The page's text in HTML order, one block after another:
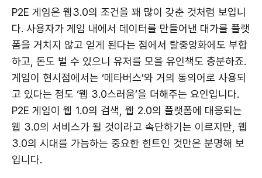
P2E 게임은 웹3.0의 조건을 꽤 많이 갖춘 것처럼 보입니
다. 사용자가 게임 내에서 데이터를 만들어낸 대가를 플랫
폼을 거치지 않고 얻게 된다는 점에서 탈중앙화에도 부합
하고, 돈도 벌 수 있으니 유저를 모을 유인책도 충분하죠.
게임이 현시점에서는 ‘메타버스’와 거의 동의어로 사용되
고 있다는 점도 ‘웹 3.0스러움’을 더해주는 요인입니다.
P2E 게임이 웹 1.0의 검색, 웹 2.0의 플랫폼에 대응되는
웹 3.0의 서비스가 될 것이라고 속단하기는 이르지만, 웹
3.0의 시대를 가늠하는 중요한 힌트인 것만은 분명해 보
입니다.